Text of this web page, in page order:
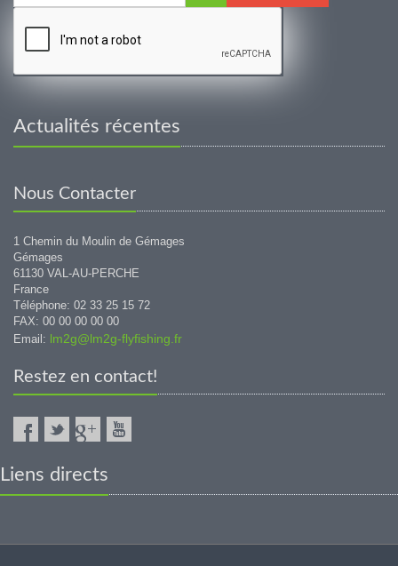
Actualités récentes
Nous Contacter
1 Chemin du Moulin de Gémages
Gémages
61130 VAL-AU-PERCHE
France
Téléphone: 02 33 25 15 72
FAX: 00 00 00 00 00
Email: lm2g@lm2g-flyfishing.fr
Restez en contact!
Liens directs